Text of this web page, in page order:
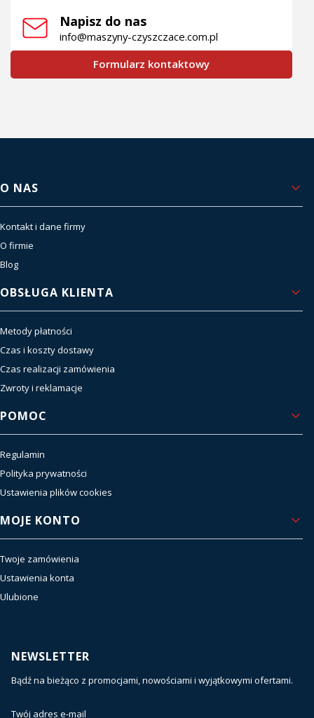
Napisz do nas
info@maszyny-czyszczace.com.pl
Formularz kontaktowy
Linki w stopce
O NAS
Kontakt i dane firmy
O firmie
Blog
OBSŁUGA KLIENTA
Metody płatności
Czas i koszty dostawy
Czas realizacji zamówienia
Zwroty i reklamacje
POMOC
Regulamin
Polityka prywatności
Ustawienia plików cookies
MOJE KONTO
Twoje zamówienia
Ustawienia konta
Ulubione
NEWSLETTER
Bądź na bieżąco z promocjami, nowościami i wyjątkowymi ofertami.
Twój adres e-mail